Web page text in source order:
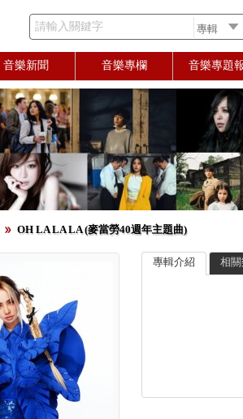
請輸入關鍵字
音樂新聞 音樂專欄 音樂專題
OH LA LA LA (麥當勞40週年主題曲)
專輯介紹 相